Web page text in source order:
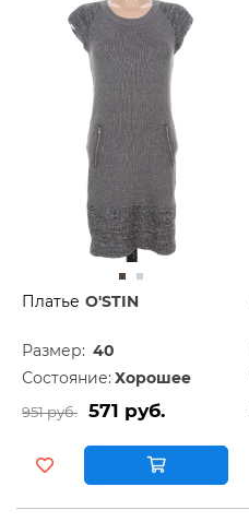
Платье O'STIN
Размер: 40
Состояние: Хорошее
951 руб. 571 руб.